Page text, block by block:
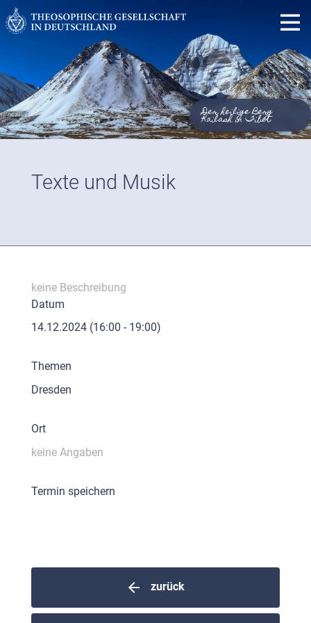
Der heilige Berg
Kailash in Tibet
Texte und Musik
keine Beschreibung
Datum
14.12.2024 (16:00 - 19:00)
Themen
Dresden
Ort
keine Angaben
Termin speichern
arrow_back zurück